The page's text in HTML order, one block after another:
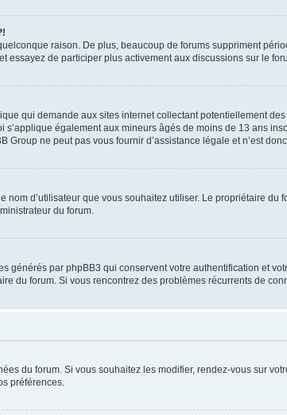
raison. De plus, beaucoup de forums suppriment
de participer plus activement aux discussions sur le
qui demande aux sites internet collectant potentiellement
également aux mineurs âgés de moins de 13 ans
ne peut pas vous fournir d’assistance légale et n’est
d’utilisateur que vous souhaitez utiliser. Le propriétaire
du forum.
générés par phpBB3 qui conservent votre authentification et
du forum. Si vous rencontrez des problèmes récurrents de
du forum. Si vous souhaitez les modifier, rendez-vous sur
préférences.